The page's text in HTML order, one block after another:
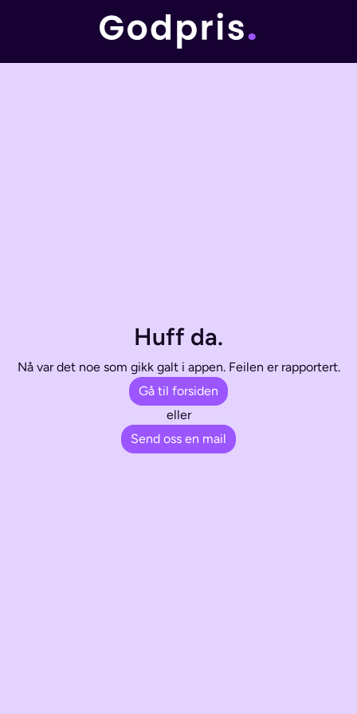
Huff da.
Nå var det noe som gikk galt i appen. Feilen er rapportert.
Gå til forsiden
eller
Send oss en mail